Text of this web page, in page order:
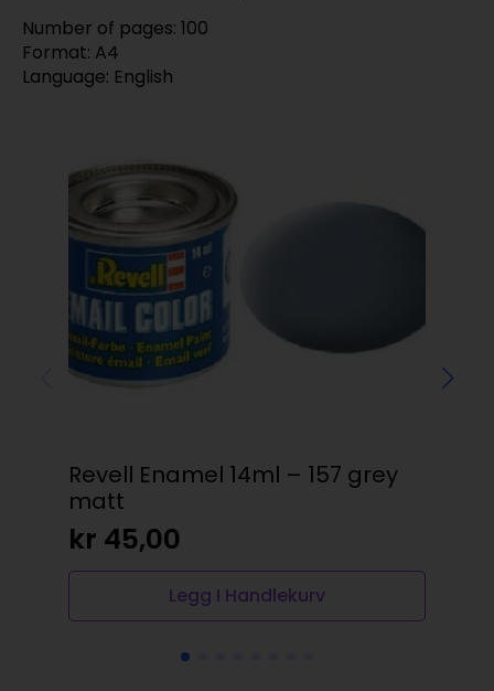
Number of pages: 100
Format: A4
Language: English
Revell Enamel 14ml – 157 grey
matt
kr 45,00
Legg I Handlekurv